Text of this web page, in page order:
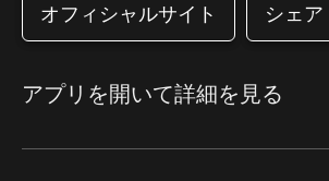
オフィシャルサイト シェア
アプリを開いて詳細を見る